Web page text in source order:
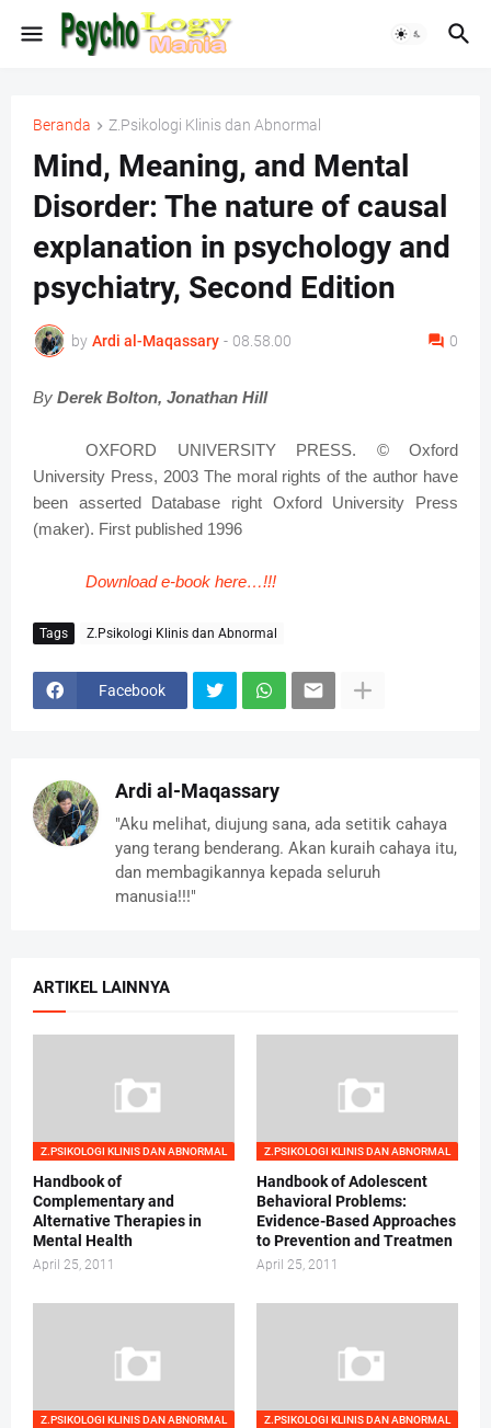
Beranda Z.Psikologi Klinis dan Abnormal
Mind, Meaning, and Mental
Disorder: The nature of causal
explanation in psychology and
psychiatry, Second Edition
by Ardi al-Maqassary - 08.58.00 0
By Derek Bolton, Jonathan Hill
OXFORD UNIVERSITY PRESS. © Oxford
University Press, 2003 The moral rights of the author have
been asserted Database right Oxford University Press
(maker). First published 1996
Download e-book here…!!!
Tags Z.Psikologi Klinis dan Abnormal
Facebook
Ardi al-Maqassary
"Aku melihat, diujung sana, ada setitik cahaya
yang terang benderang. Akan kuraih cahaya itu,
dan membagikannya kepada seluruh
manusia!!!"
ARTIKEL LAINNYA
Z.PSIKOLOGI KLINIS DAN ABNORMAL
Handbook of
Complementary and
Alternative Therapies in
Mental Health
April 25, 2011
Z.PSIKOLOGI KLINIS DAN ABNORMAL
Handbook of Adolescent
Behavioral Problems:
Evidence-Based Approaches
to Prevention and Treatmen
April 25, 2011
Z.PSIKOLOGI KLINIS DAN ABNORMAL Z.PSIKOLOGI KLINIS DAN ABNORMAL